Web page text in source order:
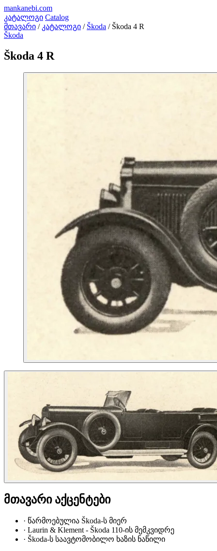
mankanebi.com
კატალოგი Catalog
მთავარი / კატალოგი / Škoda / Škoda 4 R
Škoda
Škoda 4 R
მთავარი აქცენტები
· წარმოებულია Škoda-ს მიერ
· Laurin & Klement - Škoda 110-ის მემკვიდრე
· Škoda-ს საავტომობილო ხაზის ნაწილი